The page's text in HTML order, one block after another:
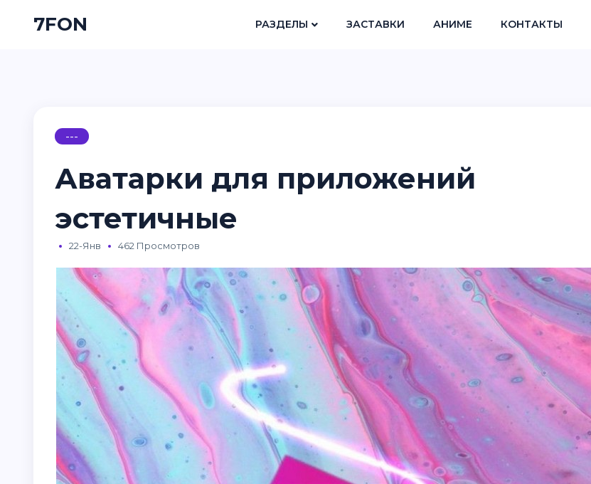
7FON РАЗДЕЛЫ ЗАСТАВКИ АНИМЕ КОНТАКТЫ
---
Аватарки для приложений
эстетичные
22-Янв 462 Просмотров